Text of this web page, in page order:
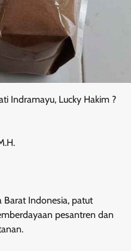
Indramayu, Lucky Hakim ?
Barat Indonesia, patut
pesantren dan